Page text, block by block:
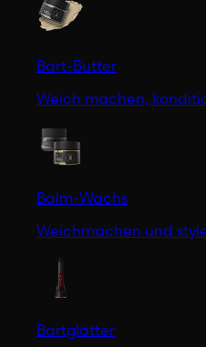
Bart-Butter
Weich machen,
Balm-Wachs
Weichmachen und
Bartglätter